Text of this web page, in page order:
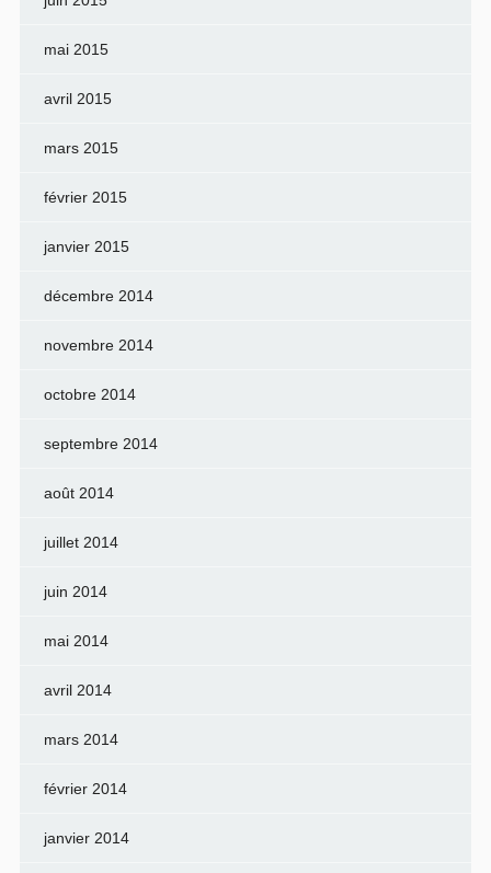
mai 2015
avril 2015
mars 2015
février 2015
janvier 2015
décembre 2014
novembre 2014
octobre 2014
septembre 2014
août 2014
juillet 2014
juin 2014
mai 2014
avril 2014
mars 2014
février 2014
janvier 2014